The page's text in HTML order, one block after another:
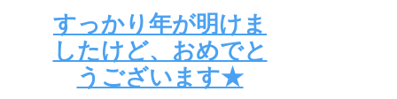
すっかり年が明けま
したけど、おめでと
うございます★